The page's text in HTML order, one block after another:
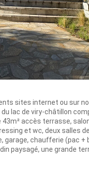
sites internet ou sur
lac de viry-châtillon
accès terrasse,
et wc, deux salles
chaufferie (pac +
paysagé, une grande